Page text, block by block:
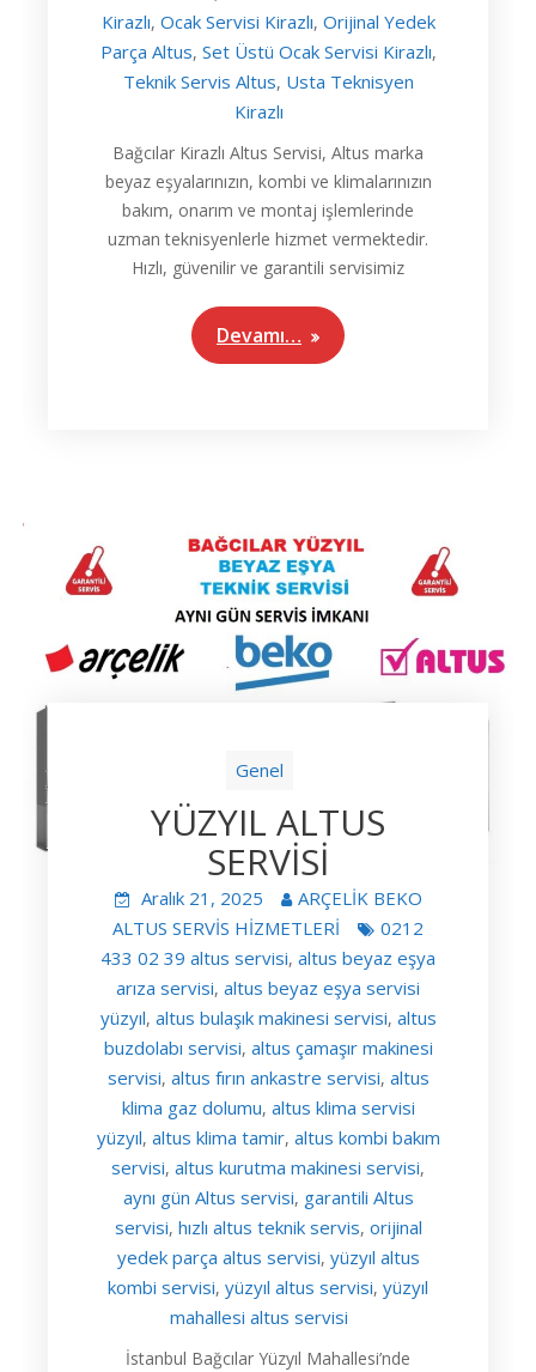
Kirazlı, Ocak Servisi Kirazlı, Orijinal Yedek
Parça Altus, Set Üstü Ocak Servisi Kirazlı,
Teknik Servis Altus, Usta Teknisyen
Kirazlı
Bağcılar Kirazlı Altus Servisi, Altus marka
beyaz eşyalarınızın, kombi ve klimalarınızın
bakım, onarım ve montaj işlemlerinde
uzman teknisyenlerle hizmet vermektedir.
Hızlı, güvenilir ve garantili servisimiz
Devamı…
Genel
YÜZYIL ALTUS
SERVİSİ
Aralık 21, 2025
ARÇELİK BEKO
ALTUS SERVİS HİZMETLERİ
0212
433 02 39 altus servisi, altus beyaz eşya
arıza servisi, altus beyaz eşya servisi
yüzyıl, altus bulaşık makinesi servisi, altus
buzdolabı servisi, altus çamaşır makinesi
servisi, altus fırın ankastre servisi, altus
klima gaz dolumu, altus klima servisi
yüzyıl, altus klima tamir, altus kombi bakım
servisi, altus kurutma makinesi servisi,
aynı gün Altus servisi, garantili Altus
servisi, hızlı altus teknik servis, orijinal
yedek parça altus servisi, yüzyıl altus
kombi servisi, yüzyıl altus servisi, yüzyıl
mahallesi altus servisi
İstanbul Bağcılar Yüzyıl Mahallesi’nde